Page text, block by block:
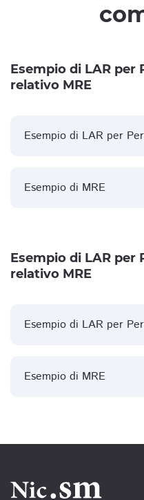
Esempio di LAR per
relativo MRE
Esempio di LAR per
Esempio di MRE
Esempio di LAR per
relativo MRE
Esempio di LAR per
Esempio di MRE